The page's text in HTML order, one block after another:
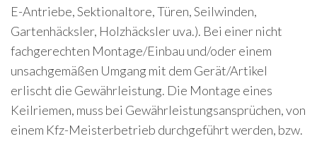
E-Antriebe, Sektionaltore, Türen, Seilwinden,
Gartenhäcksler, Holzhäcksler uva.). Bei einer nicht
fachgerechten Montage/Einbau und/oder einem
unsachgemäßen Umgang mit dem Gerät/Artikel
erlischt die Gewährleistung. Die Montage eines
Keilriemen, muss bei Gewährleistungsansprüchen, von
einem Kfz-Meisterbetrieb durchgeführt werden, bzw.